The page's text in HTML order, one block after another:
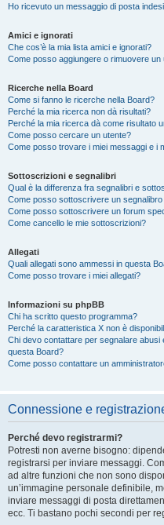
Ho ricevuto un messaggio di posta
Amici e ignorati
Che cos’è la mia lista amici e ignorati?
Come posso aggiungere o rimuovere un
Ricerche nella Board
Come si fanno le ricerche nella Board?
Perché la mia ricerca non dà risultati?
Perché la mia ricerca dà come risultato
Come posso cercare un utente?
Come posso trovare i miei messaggi e i
Sottoscrizioni e segnalibri
Qual è la differenza fra segnalibri e
Come posso sottoscrivere un
Come posso sottoscrivere un forum
Come cancello le mie sottoscrizioni?
Allegati
Quali allegati sono ammessi in questa
Come posso trovare i miei allegati?
Informazioni su phpBB
Chi ha scritto questo programma?
Perché la caratteristica X non è
Chi devo contattare per segnalare abusi
questa Board?
Come posso contattare un
Connessione e
Perché devo registrarmi?
Potresti non averne bisogno:
registrarsi per inviare messaggi.
ad altre funzioni che non sono
un’immagine personale definibile,
inviare messaggi di posta
ecc. Ti bastano pochi secondi per